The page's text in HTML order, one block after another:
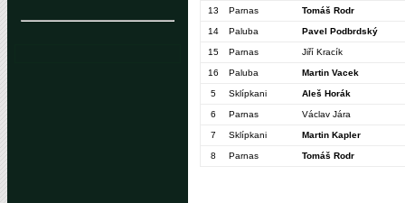
13 Parnas Tomáš Rodr
14 Paluba Pavel Podbrdský
15 Parnas Jiří Kracík
16 Paluba Martin Vacek
5 Sklípkani Aleš Horák
6 Parnas Václav Jára
7 Sklípkani Martin Kapler
8 Parnas Tomáš Rodr